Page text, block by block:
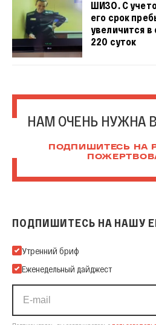
ШИЗО. С
его срок
увеличится
220 суток
НАМ ОЧЕНЬ НУЖНА
ПОДПИШИТЕСЬ НА
ПОДПИШИТЕСЬ НА НАШУ
Подпишитесь на нашу Email-
Утренний бриф
Еженедельный дайджест